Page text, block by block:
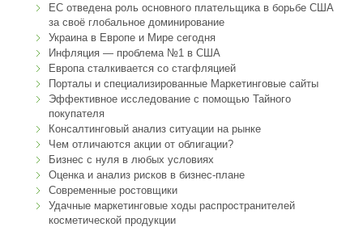
ЕС отведена роль основного плательщика в борьбе США
за своё глобальное доминирование
Украина в Европе и Мире сегодня
Инфляция — проблема №1 в США
Европа сталкивается со стагфляцией
Порталы и специализированные Маркетинговые сайты
Эффективное исследование с помощью Тайного
покупателя
Консалтинговый анализ ситуации на рынке
Чем отличаются акции от облигации?
Бизнес с нуля в любых условиях
Оценка и анализ рисков в бизнес-плане
Современные ростовщики
Удачные маркетинговые ходы распространителей
косметической продукции